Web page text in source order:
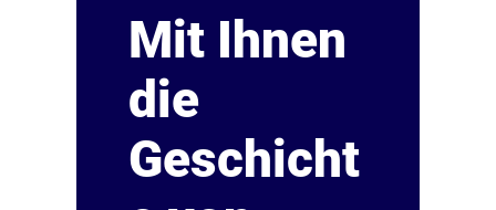
Mit Ihnen
die
Geschicht